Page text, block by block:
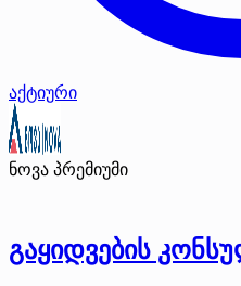
აქტიური
ნოვა პრემიუმი
გაყიდვების